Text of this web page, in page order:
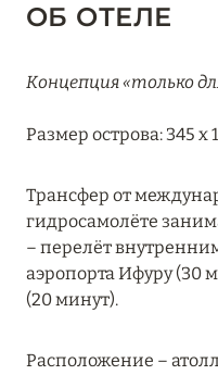
RAAYA by Atmosphere
РАСДУ
ОБ ОТЕЛЕ
Концепция «только
Размер острова: 345 x
Трансфер от
гидросамолёте
– перелёт
аэропорта Ифуру (30
(20 минут).
Расположение –